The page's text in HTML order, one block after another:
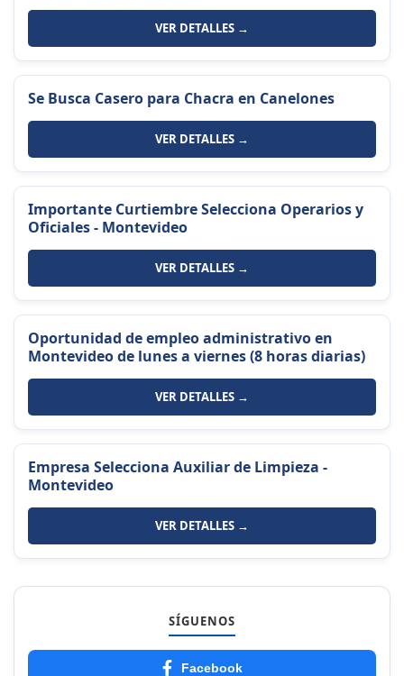
VER DETALLES →
Se Busca Casero para Chacra en Canelones
VER DETALLES →
Importante Curtiembre Selecciona Operarios y
Oficiales - Montevideo
VER DETALLES →
Oportunidad de empleo administrativo en
Montevideo de lunes a viernes (8 horas diarias)
VER DETALLES →
Empresa Selecciona Auxiliar de Limpieza -
Montevideo
VER DETALLES →
SÍGUENOS
Facebook